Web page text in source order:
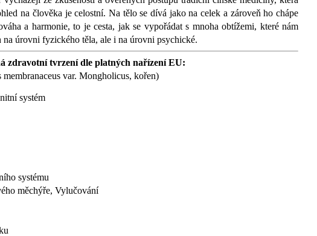
na člověka je celostní. Na tělo se dívá jako na celek a zároveň ho chápe
a harmonie, to je cesta, jak se vypořádat s mnoha obtížemi, které nám
úrovni fyzického těla, ale i na úrovni psychické.
zdravotní tvrzení dle platných nařízení EU:
var. Mongholicus, kořen)
systém
systému
měchýře, Vylučování